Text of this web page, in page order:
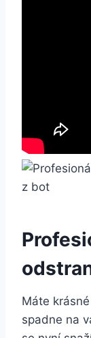
Máte
spadne na